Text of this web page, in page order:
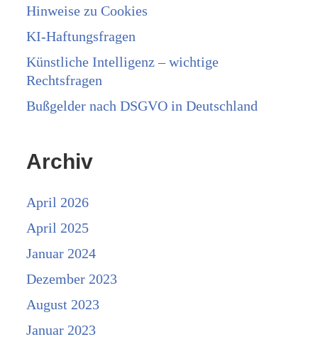
Hinweise zu Cookies
KI-Haftungsfragen
Künstliche Intelligenz – wichtige
Rechtsfragen
Bußgelder nach DSGVO in Deutschland
Archiv
April 2026
April 2025
Januar 2024
Dezember 2023
August 2023
Januar 2023